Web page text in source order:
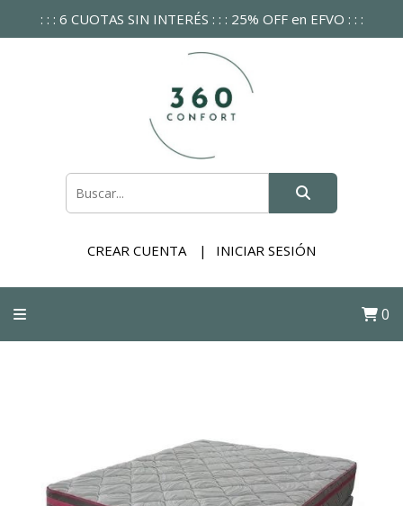
: : : 6 CUOTAS SIN INTERÉS : : : 25% OFF en EFVO : : :
CREAR CUENTA INICIAR SESIÓN
0